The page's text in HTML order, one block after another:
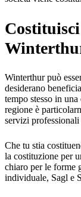
Winterthur può
desiderano
tempo stesso in
regione è
servizi
Che tu stia
la costituzione per
chiaro per le forme
individuale, Sagl e